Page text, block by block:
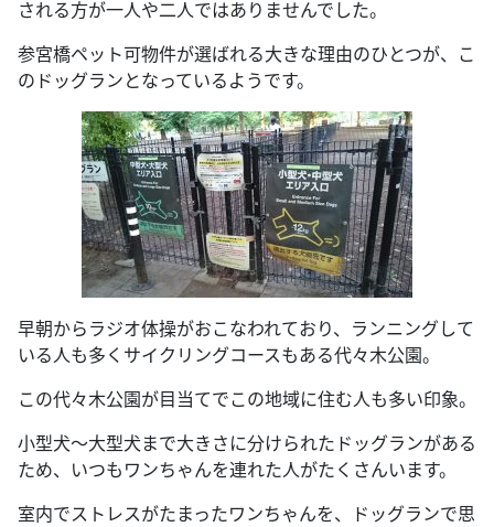
される方が一人や二人ではありませんでした。
参宮橋ペット可物件が選ばれる大きな理由のひとつが、こ
のドッグランとなっているようです。
早朝からラジオ体操がおこなわれており、ランニングして
いる人も多くサイクリングコースもある代々木公園。
この代々木公園が目当てでこの地域に住む人も多い印象。
小型犬～大型犬まで大きさに分けられたドッグランがある
ため、いつもワンちゃんを連れた人がたくさんいます。
室内でストレスがたまったワンちゃんを、ドッグランで思